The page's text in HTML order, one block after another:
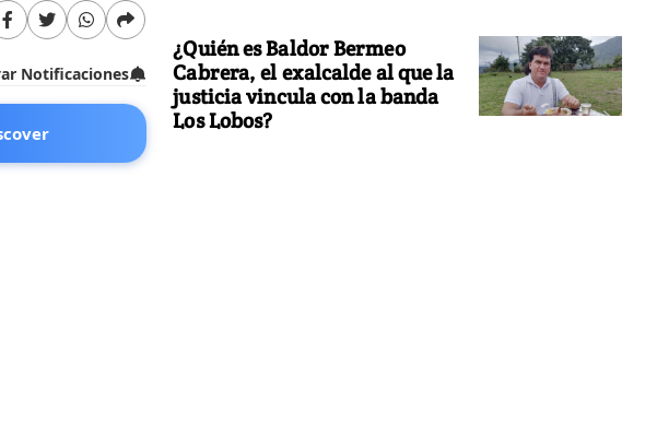
Notificaciones
¿Quién es Baldor Bermeo
Cabrera, el exalcalde al que la
justicia vincula con la banda
Los Lobos?